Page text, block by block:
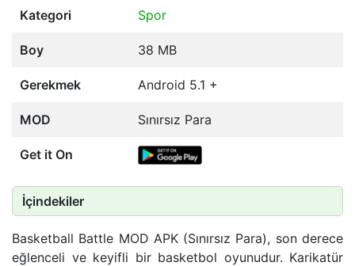
Kategori Spor
Boy 38 MB
Gerekmek Android 5.1 +
MOD Sınırsız Para
Get it On
İçindekiler
Basketball Battle MOD APK (Sınırsız Para), son derece
eğlenceli ve keyifli bir basketbol oyunudur. Karikatür